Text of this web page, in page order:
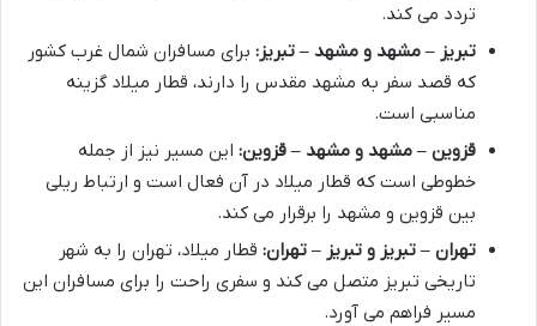
تردد می کند.
تبریز – مشهد و مشهد – تبریز: برای مسافران شمال غرب کشور
که قصد سفر به مشهد مقدس را دارند، قطار میلاد گزینه
مناسبی است.
قزوین – مشهد و مشهد – قزوین: این مسیر نیز از جمله
خطوطی است که قطار میلاد در آن فعال است و ارتباط ریلی
بین قزوین و مشهد را برقرار می کند.
تهران – تبریز و تبریز – تهران: قطار میلاد، تهران را به شهر
تاریخی تبریز متصل می کند و سفری راحت را برای مسافران این
مسیر فراهم می آورد.